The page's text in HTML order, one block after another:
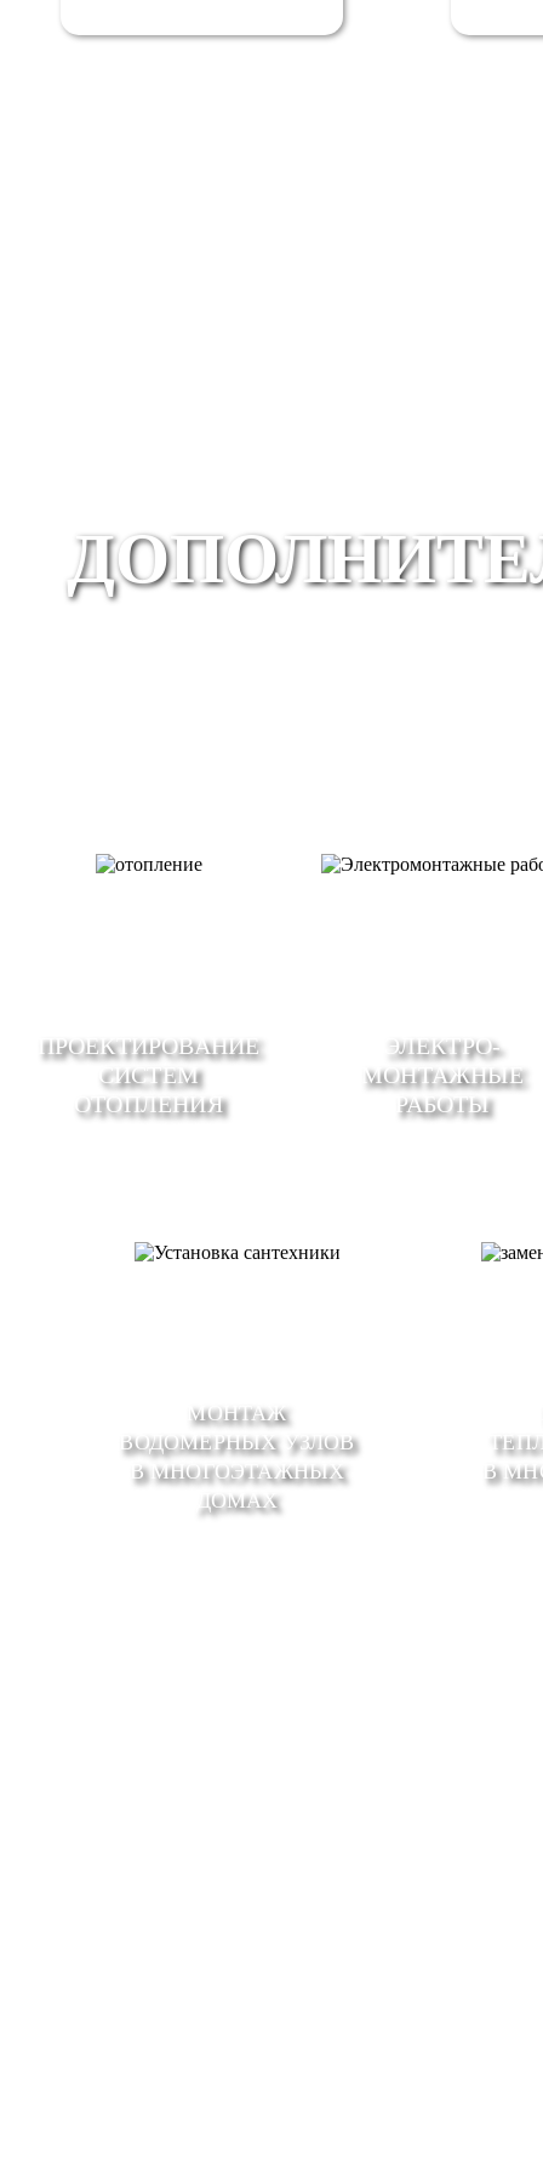
ПРОЕКТИРОВАНИЕ
СИСТЕМ
ОТОПЛЕНИЯ
ЭЛЕКТРО-
МОНТАЖНЫЕ
РАБОТЫ
МОНТАЖ
ВОДОМЕРНЫХ УЗЛОВ
В МНОГОЭТАЖНЫХ
ДОМАХ
В